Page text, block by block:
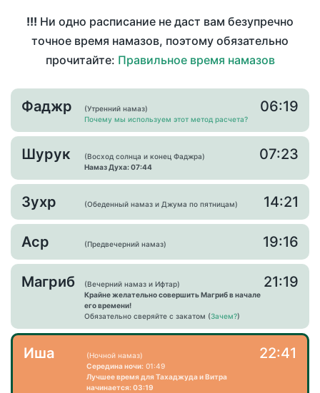
!!! Ни одно расписание не даст вам безупречно
точное время намазов, поэтому обязательно
прочитайте: Правильное время намазов
Фаджр
(Утренний намаз)
Почему мы используем этот метод расчета?
06:19
Шурук
(Восход солнца и конец Фаджра)
Намаз Духа: 07:44
07:23
Зухр (Обеденный намаз и Джума по пятницам) 14:21
Аср (Предвечерний намаз) 19:16
Магриб
(Вечерний намаз и Ифтар)
Крайне желательно совершить Магриб в начале
его времени!
Обязательно сверяйте с закатом (Зачем?)
21:19
Иша
(Ночной намаз)
Середина ночи: 01:49
Лучшее время для Тахаджуда и Витра
начинается: 03:19
22:41